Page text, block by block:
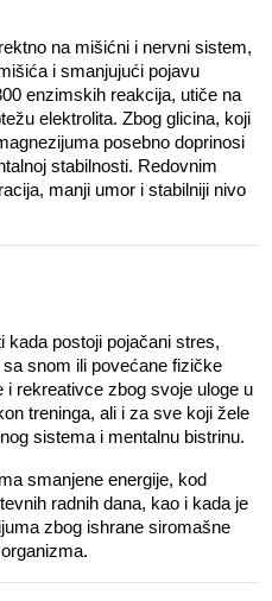
na mišićni i nervni sistem,
i smanjujući pojavu
enzimskih reakcija, utiče na
elektrolita. Zbog glicina, koji
posebno doprinosi
stabilnosti. Redovnim
manji umor i stabilniji nivo
kada postoji pojačani stres,
snom ili povećane fizičke
rekreativce zbog svoje uloge u
treninga, ali i za sve koji žele
sistema i mentalnu bistrinu.
smanjene energije, kod
radnih dana, kao i kada je
zbog ishrane siromašne